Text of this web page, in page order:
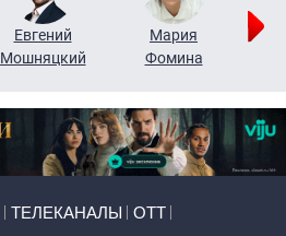
Евгений
Мошняцкий
Мария
Фомина
ТЕЛЕКАНАЛЫ ОТТ